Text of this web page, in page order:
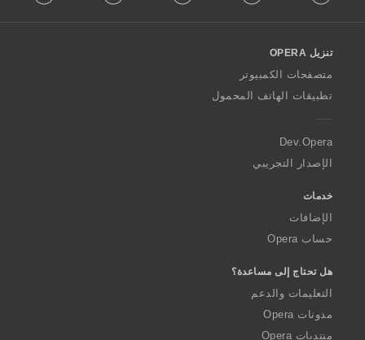
w
O
a
تنزيل OPERA
متصفحات الكمبيوتر
تطبيقات الهاتف المحمول
Dev.Opera
الإصدار التجريبي
خدمات
الإضافات
حساب Opera
هل تحتاج إلى مساعدة؟
التعليمات والدعم
مدونات Opera
منتديات Opera